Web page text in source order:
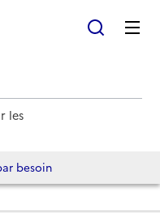
les
besoin